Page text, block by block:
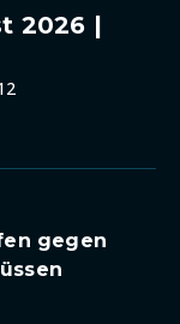
2026 |
gegen